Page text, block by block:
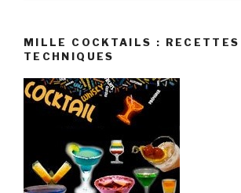
MILLE COCKTAILS : RECETTES
TECHNIQUES